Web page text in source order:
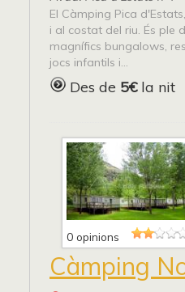
El Càmping Pica
i al costat del riu. És ple
magnífics bungalows,
jocs infantils i...
Des de 5€la nit
0 opinions
Càmping